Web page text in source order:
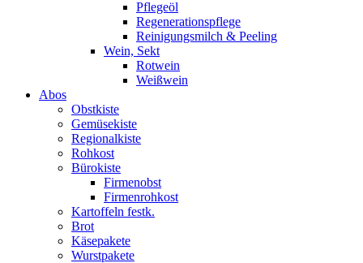
Pflegeöl
Regenerationspflege
Reinigungsmilch & Peeling
Wein, Sekt
Rotwein
Weißwein
Abos
Obstkiste
Gemüsekiste
Regionalkiste
Rohkost
Bürokiste
Firmenobst
Firmenrohkost
Kartoffeln festk.
Brot
Käsepakete
Wurstpakete